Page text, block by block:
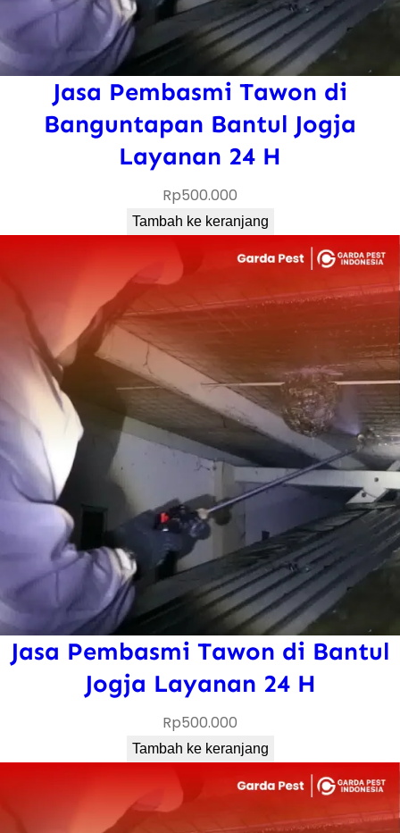
Jasa Pembasmi Tawon di
Banguntapan Bantul Jogja
Layanan 24 H
Rp500.000
Tambah ke keranjang
Jasa Pembasmi Tawon di Bantul
Jogja Layanan 24 H
Rp500.000
Tambah ke keranjang